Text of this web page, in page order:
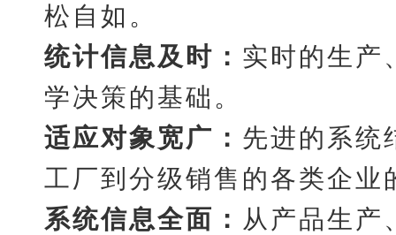
松自如。
统计信息及时： 实时的生产
学决策的基础。
适应对象宽广： 先进的系统
工厂到分级销售的各类企业
系统信息全面： 从产品生产